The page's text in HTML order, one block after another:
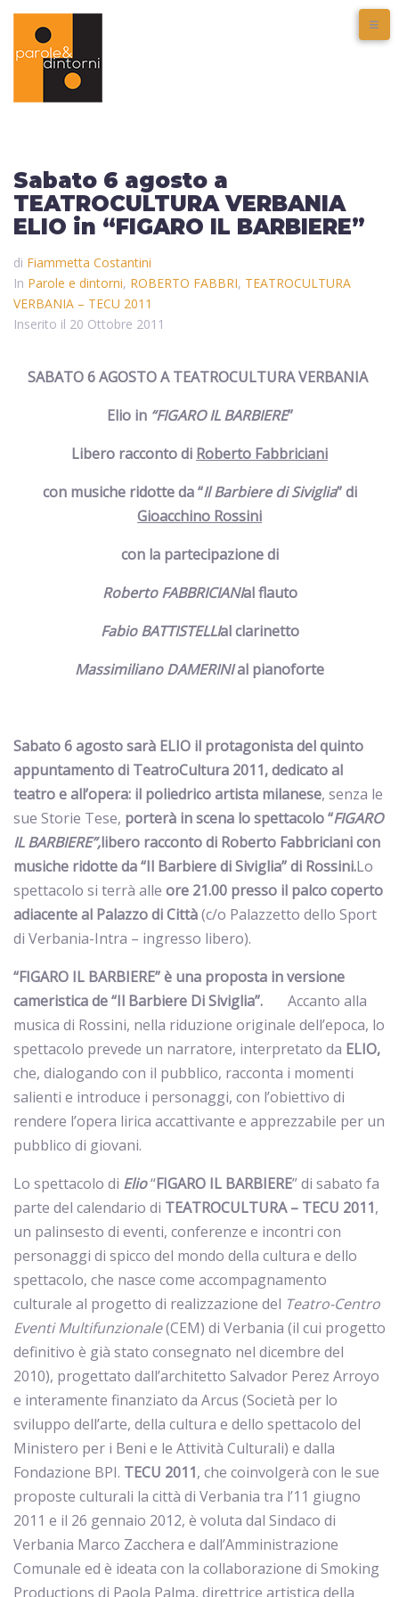
Sabato 6 agosto a
TEATROCULTURA VERBANIA
ELIO in “FIGARO IL BARBIERE”
di Fiammetta Costantini
In Parole e dintorni, ROBERTO FABBRI, TEATROCULTURA
VERBANIA – TECU 2011
Inserito il 20 Ottobre 2011
SABATO 6 AGOSTO ATEATROCULTURAVERBANIA
Elio in “FIGARO IL BARBIERE”
Libero racconto di Roberto Fabbriciani
con musiche ridotte da “Il Barbiere di Siviglia” di
Gioacchino Rossini
con la partecipazione di
Roberto FABBRICIANIal flauto
Fabio BATTISTELLIal clarinetto
Massimiliano DAMERINIal pianoforte
Sabato 6 agosto sarà ELIO il protagonista del quinto
appuntamento di TeatroCultura 2011, dedicato al
teatro e all’opera: il poliedrico artista milanese, senza le
sue Storie Tese, porterà in scena lo spettacolo“FIGARO
IL BARBIERE”,libero racconto di Roberto Fabbriciani con
musiche ridotte da “Il Barbiere di Siviglia” di Rossini.Lo
spettacolo si terrà alle ore 21.00 presso il palco coperto
adiacente al Palazzo di Città(c/o Palazzetto dello Sport
di Verbania-Intra – ingresso libero).
“FIGARO IL BARBIERE” è una proposta in versione
cameristica de “Il Barbiere Di Siviglia”.
Accanto alla
musica di Rossini, nella riduzione originale dell’epoca, lo
spettacolo prevede un narratore, interpretato da ELIO,
che, dialogando con il pubblico, racconta i momenti
salienti e introduce i personaggi, con l’obiettivo di
rendere l’opera lirica accattivante e apprezzabile per un
pubblico di giovani.
Lo spettacolo di Elio“FIGARO IL BARBIERE”di sabato fa
parte del calendario di TEATROCULTURA – TECU 2011,
un palinsesto di eventi, conferenze e incontri con
personaggi di spicco del mondo della cultura e dello
spettacolo, che nasce come accompagnamento
culturale al progetto di realizzazione del Teatro-Centro
Eventi Multifunzionale(CEM) di Verbania (il cui progetto
definitivo è già stato consegnato nel dicembre del
2010), progettato dall’architetto Salvador Perez Arroyo
e interamente finanziato da Arcus (Società per lo
sviluppo dell’arte, della cultura e dello spettacolo del
Ministero per i Beni e le Attività Culturali) e dalla
Fondazione BPI. TECU 2011, che coinvolgerà con le sue
proposte culturali la città di Verbania tra l’11 giugno
2011 e il 26 gennaio 2012, è voluta dal Sindaco di
Verbania Marco Zacchera e dall’Amministrazione
Comunale ed è ideata con la collaborazione di Smoking
Productions di Paola Palma, direttrice artistica della